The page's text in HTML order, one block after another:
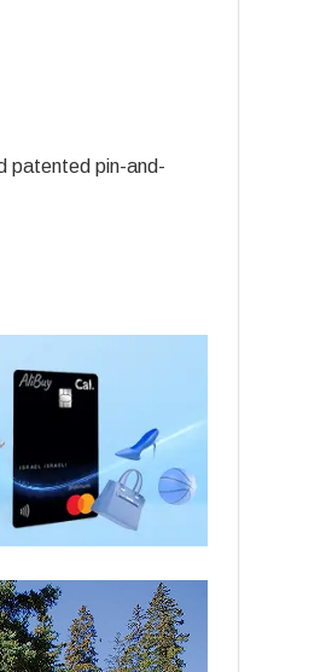
patented pin-and-